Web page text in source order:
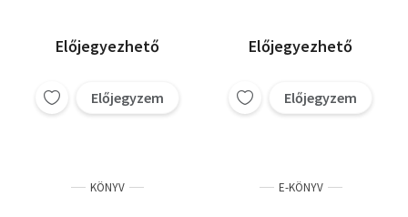
Előjegyezhető
Előjegyzem
Előjegyezhető
Előjegyzem
KÖNYV E-KÖNYV